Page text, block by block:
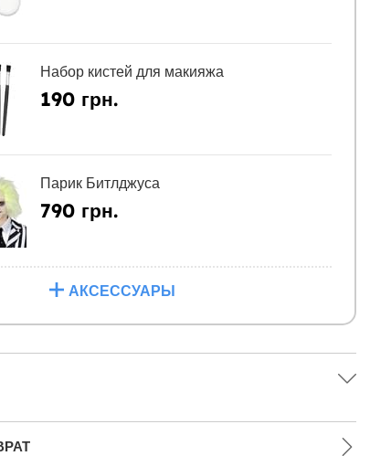
Набор кистей для макияжа
190 грн.
Парик Битлджуса
790 грн.
АКСЕССУАРЫ